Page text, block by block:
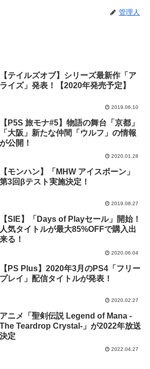
管理人
【テイルズオブ】シリーズ最新作「ア
ライズ」発表！【2020年発売予定】
2019.06.10
【P5S 旅モナ#5】物語の舞台「京都」
「大阪」新たな仲間「ウルフ」の情報
が公開！
2020.01.28
【モンハン】「MHW アイスボーン」
第3回βテスト実施決定！
2019.08.27
【SIE】「Days of Playセール」開始！
人気タイトルが最大85%OFFで購入出
来る！
2020.06.04
【PS Plus】2020年3月のPS4「フリー
プレイ」配信タイトルが発表！
2020.02.27
アニメ「聖剣伝説 Legend of Mana -
The Teardrop Crystal-」が2022年放送
決定
2022.04.27